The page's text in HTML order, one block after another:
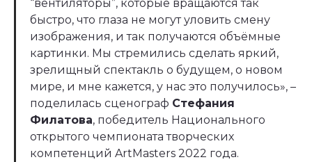
“вентиляторы”, которые вращаются так
быстро, что глаза не могут уловить смену
изображения, и так получаются объёмные
картинки. Мы стремились сделать яркий,
зрелищный спектакль о будущем, о новом
мире, и мне кажется, у нас это получилось», –
поделилась сценограф Стефания
Филатова, победитель Национального
открытого чемпионата творческих
компетенций ArtMasters 2022 года.